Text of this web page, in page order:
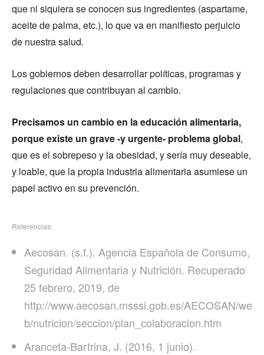
que ni siquiera se conocen sus ingredientes (aspartame,
aceite de palma, etc.), lo que va en manifiesto perjuicio
de nuestra salud.
Los gobiernos deben desarrollar políticas, programas y
regulaciones que contribuyan al cambio.
Precisamos un cambio en la educación alimentaria,
porque existe un grave -y urgente- problema global,
que es el sobrepeso y la obesidad, y sería muy deseable,
y loable, que la propia industria alimentaria asumiese un
papel activo en su prevención.
Referencias:
Aecosan. (s.f.). Agencia Española de Consumo,
Seguridad Alimentaria y Nutrición. Recuperado
25 febrero, 2019, de
http://www.aecosan.msssi.gob.es/AECOSAN/we
b/nutricion/seccion/plan_colaboracion.htm
Aranceta-Bartrina, J. (2016, 1 junio).